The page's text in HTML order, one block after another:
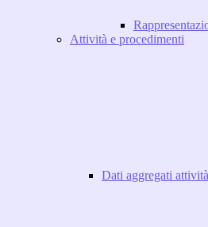
Attività e procedimenti
Dati aggregati